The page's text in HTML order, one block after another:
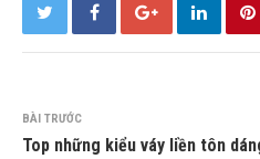
BÀI TRƯỚC
Top những kiểu váy liền tôn